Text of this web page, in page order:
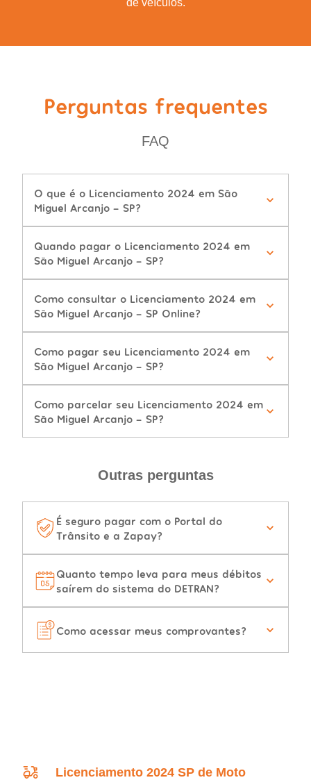
de veículos.
Perguntas frequentes
FAQ
O que é o Licenciamento 2024 em São
Miguel Arcanjo - SP?
Quando pagar o Licenciamento 2024 em
São Miguel Arcanjo - SP?
Como consultar o Licenciamento 2024 em
São Miguel Arcanjo - SP Online?
Como pagar seu Licenciamento 2024 em
São Miguel Arcanjo - SP?
Como parcelar seu Licenciamento 2024 em
São Miguel Arcanjo - SP?
Outras perguntas
É seguro pagar com o Portal do
Trânsito e a Zapay?
Quanto tempo leva para meus débitos
saírem do sistema do DETRAN?
Como acessar meus comprovantes?
Licenciamento 2024 SP de Moto